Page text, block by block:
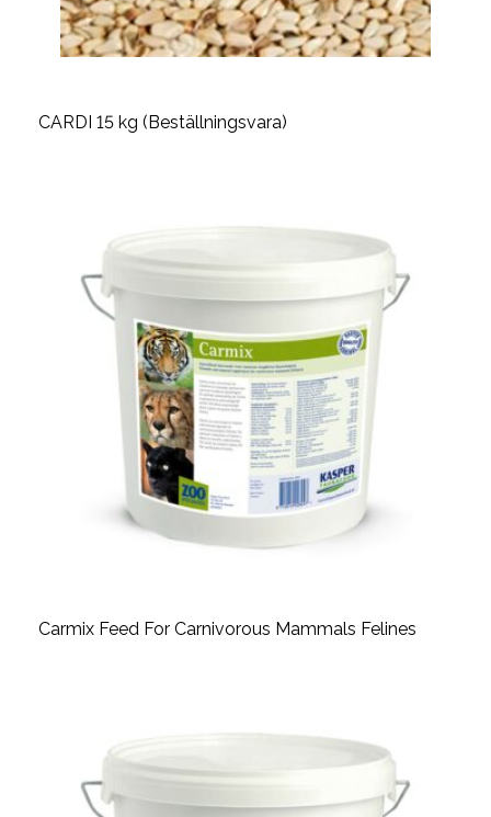
CARDI 15 kg (Beställningsvara)
Carmix Feed For Carnivorous Mammals Felines